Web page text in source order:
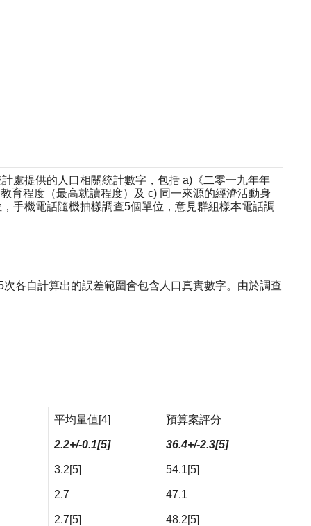
處提供的人口相關統計數字，包括 a)《二零一九年年
育程度（最高就讀程度）及 c) 同一來源的經濟活動身
手機電話隨機抽樣調查5個單位，意見群組樣本電話調
各自計算出的誤差範圍會包含人口真實數字。由於調查
平均量值[4] 預算案評分
2.2+/-0.1[5] 36.4+/-2.3[5]
3.2[5] 54.1[5]
2.7 47.1
2.7[5] 48.2[5]